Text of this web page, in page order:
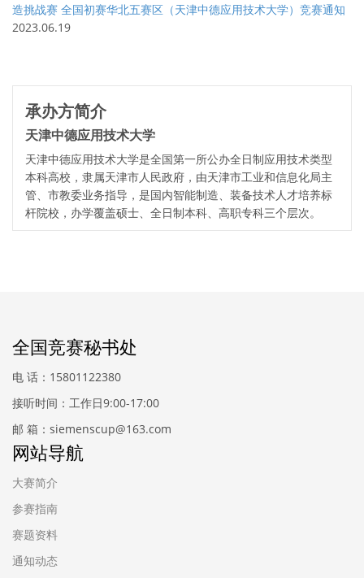
造挑战赛 全国初赛华北五赛区（天津中德应用技术大学）竞赛通知
2023.06.19
承办方简介
天津中德应用技术大学
天津中德应用技术大学是全国第一所公办全日制应用技术类型
本科高校，隶属天津市人民政府，由天津市工业和信息化局主
管、市教委业务指导，是国内智能制造、装备技术人才培养标
杆院校，办学覆盖硕士、全日制本科、高职专科三个层次。
全国竞赛秘书处
电 话：15801122380
接听时间：工作日9:00-17:00
邮 箱：siemenscup@163.com
网站导航
大赛简介
参赛指南
赛题资料
通知动态